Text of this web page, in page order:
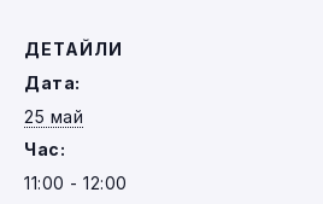
ДЕТАЙЛИ
Дата:
25 май
Час:
11:00 - 12:00